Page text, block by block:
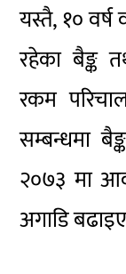
यस्तै, १० वर्ष
रहेका बैङ्क
रकम
सम्बन्धमा
२०७३ मा
अगाडि